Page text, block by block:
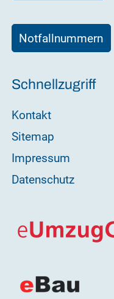
Notfallnummern
Schnellzugriff
Kontakt
Sitemap
Impressum
Datenschutz